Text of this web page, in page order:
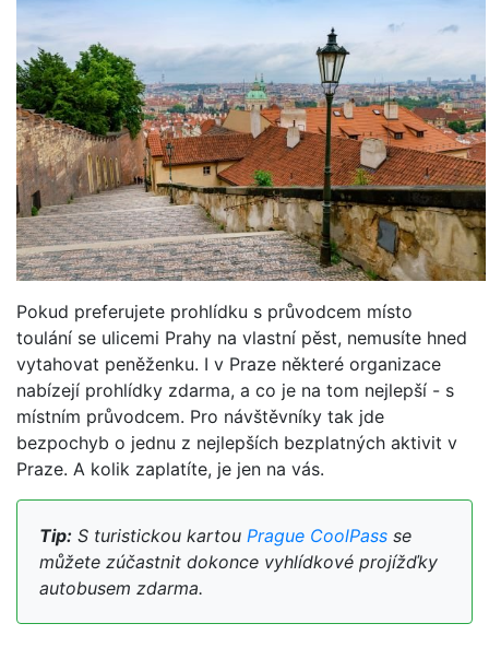
Pokud preferujete prohlídku s průvodcem místo
toulání se ulicemi Prahy na vlastní pěst, nemusíte hned
vytahovat peněženku. I v Praze některé organizace
nabízejí prohlídky zdarma, a co je na tom nejlepší - s
místním průvodcem. Pro návštěvníky tak jde
bezpochyb o jednu z nejlepších bezplatných aktivit v
Praze. A kolik zaplatíte, je jen na vás.
Tip: S turistickou kartou Prague CoolPass se
můžete zúčastnit dokonce vyhlídkové projížďky
autobusem zdarma.